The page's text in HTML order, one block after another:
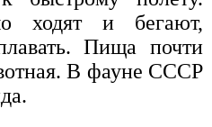
ходят и бегают,
Пища почти
В фауне СССР